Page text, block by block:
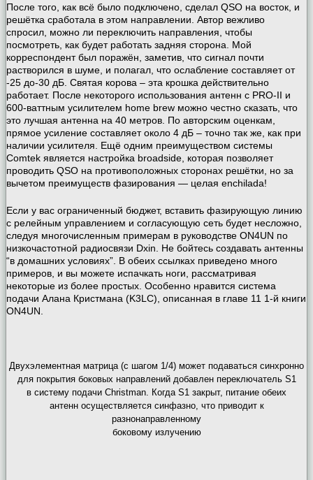
После того, как всё было подключено, сделал QSO на восток, и
решётка сработала в этом направлении. Автор вежливо
спросил, можно ли переключить направления, чтобы
посмотреть, как будет работать задняя сторона. Мой
корреспондент был поражён, заметив, что сигнал почти
растворился в шуме, и полагал, что ослабление составляет от
-25 до-30 дБ. Святая корова – эта крошка действительно
работает. После некоторого использования антенн с PRO-II и
600-ваттным усилителем home brew можно честно сказать, что
это лучшая антенна на 40 метров. По авторским оценкам,
прямое усиление составляет около 4 дБ – точно так же, как при
наличии усилителя. Ещё одним преимуществом системы
Comtek является настройка broadside, которая позволяет
проводить QSO на противоположных сторонах решётки, но за
вычетом преимуществ фазирования — целая enchilada!
Если у вас ограниченный бюджет, вставить фазирующую линию
с релейным управлением и согласующую сеть будет несложно,
следуя многочисленным примерам в руководстве ON4UN по
низкочастотной радиосвязи Dxin. Не бойтесь создавать антенны
“в домашних условиях”. В обеих ссылках приведено много
примеров, и вы можете испачкать ноги, рассматривая
некоторые из более простых. Особенно нравится система
подачи Алана Кристмана (K3LC), описанная в главе 11 1-й книги
ON4UN.
Двухэлементная матрица (с шагом 1/4) может подаваться синхронно
для покрытия боковых направлений добавлен переключатель S1
в систему подачи Christman. Когда S1 закрыт, питание обеих
антенн осуществляется синфазно, что приводит к
разнонаправленному
боковому излучению